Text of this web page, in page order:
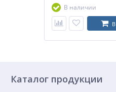
В наличии
Каталог продукции